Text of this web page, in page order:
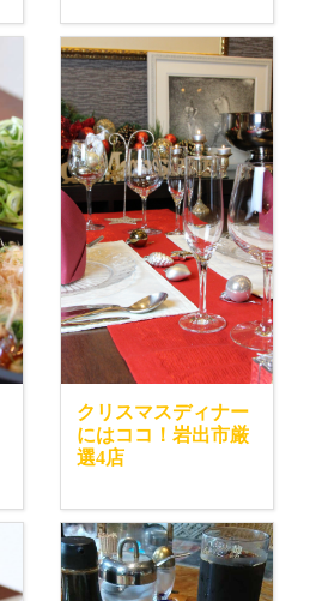
クリスマスディナー
にはココ！岩出市厳
選4店